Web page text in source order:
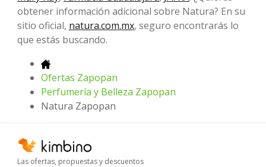
obtener información adicional sobre Natura? En su
sitio oficial, natura.com.mx, seguro encontrarás lo
que estás buscando.
Ofertas Zapopan
Perfumería y Belleza Zapopan
Natura Zapopan
Las ofertas, propuestas y descuentos